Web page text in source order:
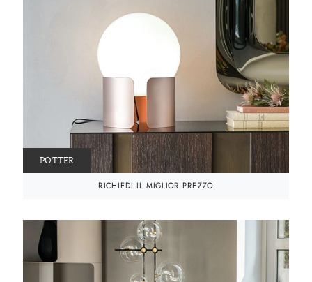
POTTER
RICHIEDI IL MIGLIOR PREZZO